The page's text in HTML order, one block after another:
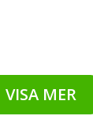
VISA MER